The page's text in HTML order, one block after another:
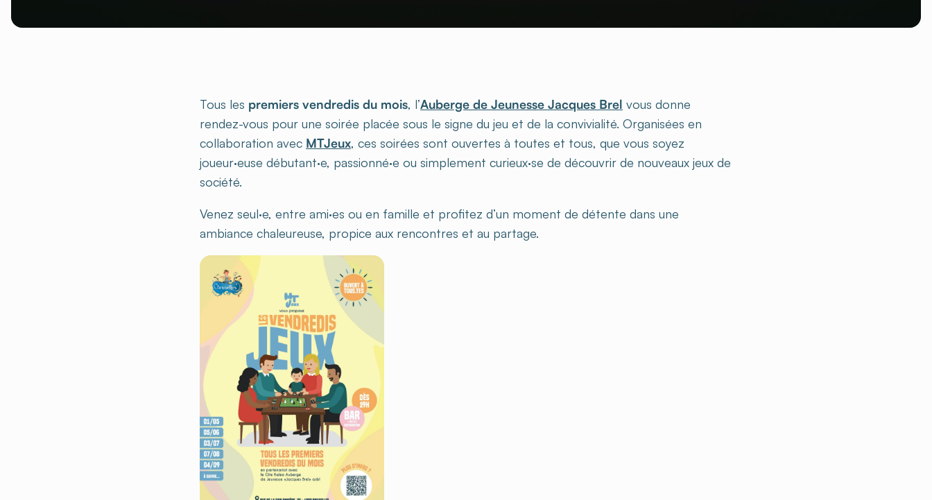
Tous les premiers vendredis du mois, l’Auberge de Jeunesse Jacques Brel vous donne
rendez-vous pour une soirée placée sous le signe du jeu et de la convivialité. Organisées en
collaboration avec MTJeux, ces soirées sont ouvertes à toutes et tous, que vous soyez
joueur·euse débutant·e, passionné·e ou simplement curieux·se de découvrir de nouveaux jeux de
société.
Venez seul·e, entre ami·es ou en famille et profitez d’un moment de détente dans une
ambiance chaleureuse, propice aux rencontres et au partage.